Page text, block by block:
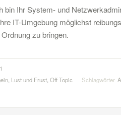
bin Ihr System- und
IT-Umgebung möglichst
zu bringen.
, Lust und Frust, Off Topic Schlagwörter